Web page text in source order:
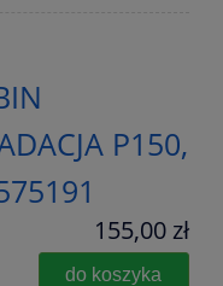
P150,
155,00 zł
do koszyka